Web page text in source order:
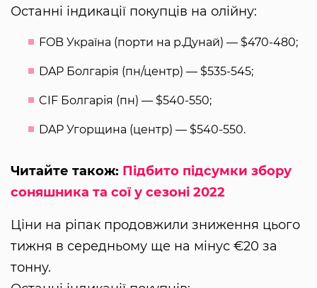
Останні індикації покупців на олійну:
FOB Україна (порти на р.Дунай) — $470-480;
DAP Болгарія (пн/центр) — $535-545;
CIF Болгарія (пн) — $540-550;
DAP Угорщина (центр) — $540-550.
Читайте також: Підбито підсумки збору
соняшника та сої у сезоні 2022
Ціни на ріпак продовжили зниження цього
тижня в середньому ще на мінус €20 за
тонну.